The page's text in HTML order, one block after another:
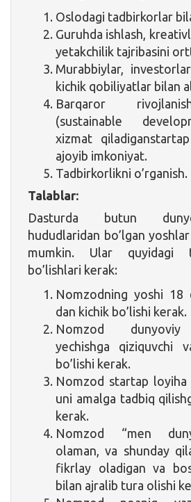
Oslodagi tadbirkorlar
Guruhda ishlash,
yetakchilik tajribasini
Murabbiylar,
kichik qobiliyatlar bilan
Barqaror
(sustainable
xizmat
ajoyib imkoniyat.
Tadbirkorlikni o’rganish.
Talablar:
Dasturda butun
hududlaridan bo’lgan
mumkin. Ular quyidagi
bo’lishlari kerak:
Nomzodning yoshi
dan kichik bo’lishi kerak.
Nomzod dunyoviy
yechishga qiziquvchi
bo’lishi kerak.
Nomzod startap loyiha
uni amalga tadbiq
kerak.
Nomzod “men
olaman, va shunday
fikrlay oladigan va
bilan ajralib tura olishi